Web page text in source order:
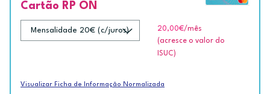
Cartão RP ON
20,00€/mês
(acresce o valor do
ISUC)
Visualizar Ficha de Informação Normalizada